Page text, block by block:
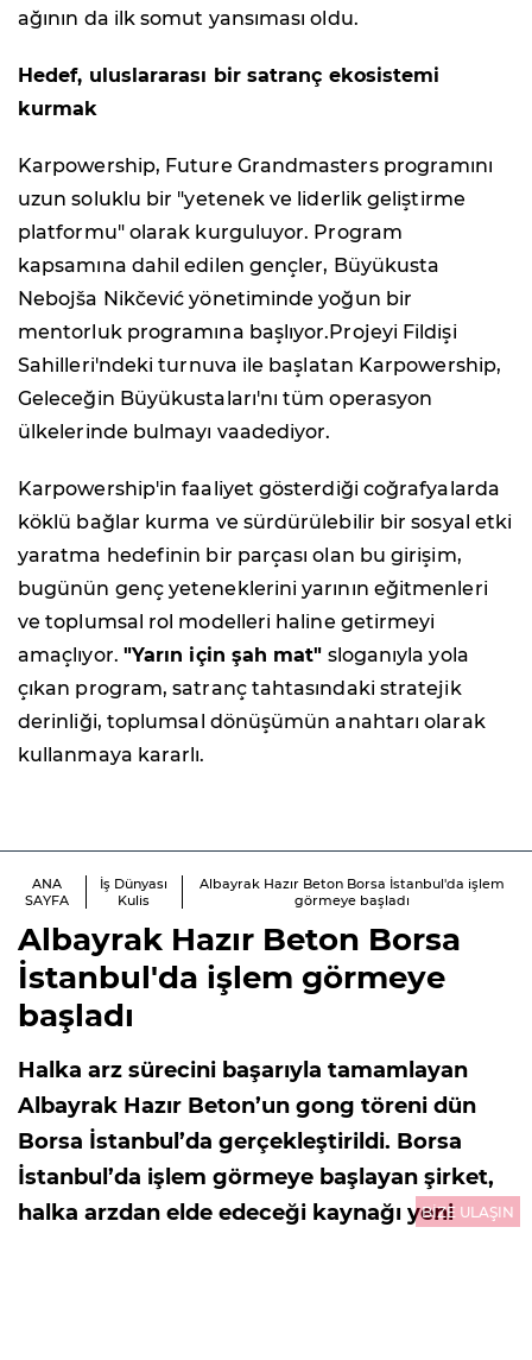
ağının da ilk somut yansıması oldu.
Hedef, uluslararası bir satranç ekosistemi
kurmak
Karpowership, Future Grandmasters programını
uzun soluklu bir "yetenek ve liderlik geliştirme
platformu" olarak kurguluyor. Program
kapsamına dahil edilen gençler, Büyükusta
Nebojša Nikčević yönetiminde yoğun bir
mentorluk programına başlıyor.Projeyi Fildişi
Sahilleri'ndeki turnuva ile başlatan Karpowership,
Geleceğin Büyükustaları'nı tüm operasyon
ülkelerinde bulmayı vaadediyor.
Karpowership'in faaliyet gösterdiği coğrafyalarda
köklü bağlar kurma ve sürdürülebilir bir sosyal etki
yaratma hedefinin bir parçası olan bu girişim,
bugünün genç yeteneklerini yarının eğitmenleri
ve toplumsal rol modelleri haline getirmeyi
amaçlıyor. "Yarın için şah mat" sloganıyla yola
çıkan program, satranç tahtasındaki stratejik
derinliği, toplumsal dönüşümün anahtarı olarak
kullanmaya kararlı.
ANA
SAYFA
İş Dünyası
Kulis
Albayrak Hazır Beton Borsa İstanbul'da işlem
görmeye başladı
Albayrak Hazır Beton Borsa
İstanbul'da işlem görmeye
başladı
Halka arz sürecini başarıyla tamamlayan
Albayrak Hazır Beton’un gong töreni dün
Borsa İstanbul’da gerçekleştirildi. Borsa
İstanbul’da işlem görmeye başlayan şirket,
halka arzdan elde edeceği kaynağı yeniBİZE ULAŞIN